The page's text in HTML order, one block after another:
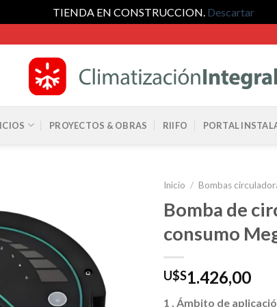
TIENDA EN CONSTRUCCION. Descartar
PROYECTOS & OBRAS RIIFO PORTAL
Inicio / Bombas
Bomba de
consumo
U$S1.426,00
1 Ámbito de